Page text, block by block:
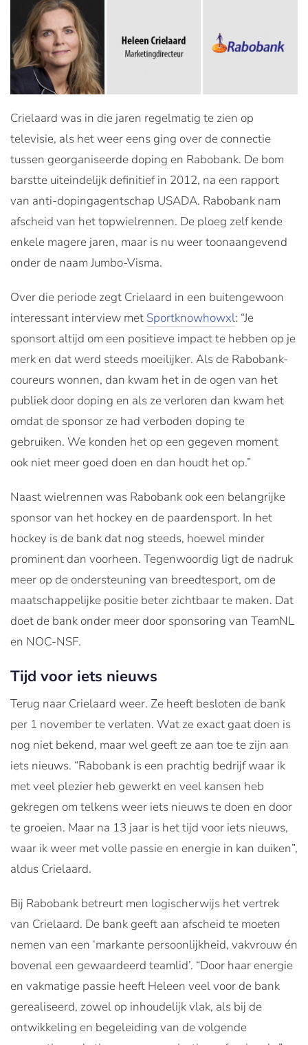
Crielaard was in die jaren regelmatig te zien op
televisie, als het weer eens ging over de connectie
tussen georganiseerde doping en Rabobank. De bom
barstte uiteindelijk definitief in 2012, na een rapport
van anti-dopingagentschap USADA. Rabobank nam
afscheid van het topwielrennen. De ploeg zelf kende
enkele magere jaren, maar is nu weer toonaangevend
onder de naam Jumbo-Visma.
Over die periode zegt Crielaard in een buitengewoon
interessant interview met Sportknowhowxl: “Je
sponsort altijd om een positieve impact te hebben op je
merk en dat werd steeds moeilijker. Als de Rabobank-
coureurs wonnen, dan kwam het in de ogen van het
publiek door doping en als ze verloren dan kwam het
omdat de sponsor ze had verboden doping te
gebruiken. We konden het op een gegeven moment
ook niet meer goed doen en dan houdt het op.”
Naast wielrennen was Rabobank ook een belangrijke
sponsor van het hockey en de paardensport. In het
hockey is de bank dat nog steeds, hoewel minder
prominent dan voorheen. Tegenwoordig ligt de nadruk
meer op de ondersteuning van breedtesport, om de
maatschappelijke positie beter zichtbaar te maken. Dat
doet de bank onder meer door sponsoring van TeamNL
en NOC-NSF.
Tijd voor iets nieuws
Terug naar Crielaard weer. Ze heeft besloten de bank
per 1 november te verlaten. Wat ze exact gaat doen is
nog niet bekend, maar wel geeft ze aan toe te zijn aan
iets nieuws. “Rabobank is een prachtig bedrijf waar ik
met veel plezier heb gewerkt en veel kansen heb
gekregen om telkens weer iets nieuws te doen en door
te groeien. Maar na 13 jaar is het tijd voor iets nieuws,
waar ik weer met volle passie en energie in kan duiken”,
aldus Crielaard.
Bij Rabobank betreurt men logischerwijs het vertrek
van Crielaard. De bank geeft aan afscheid te moeten
nemen van een ‘markante persoonlijkheid, vakvrouw én
bovenal een gewaardeerd teamlid’. “Door haar energie
en vakmatige passie heeft Heleen veel voor de bank
gerealiseerd, zowel op inhoudelijk vlak, als bij de
ontwikkeling en begeleiding van de volgende